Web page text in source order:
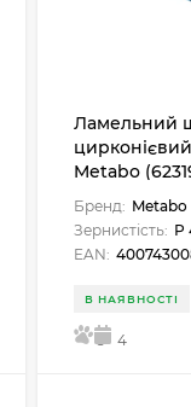
Ламельний
Metabo
Бренд: Metabo
Зернистість: Р
EAN:
В НАЯВНОСТІ
5 4